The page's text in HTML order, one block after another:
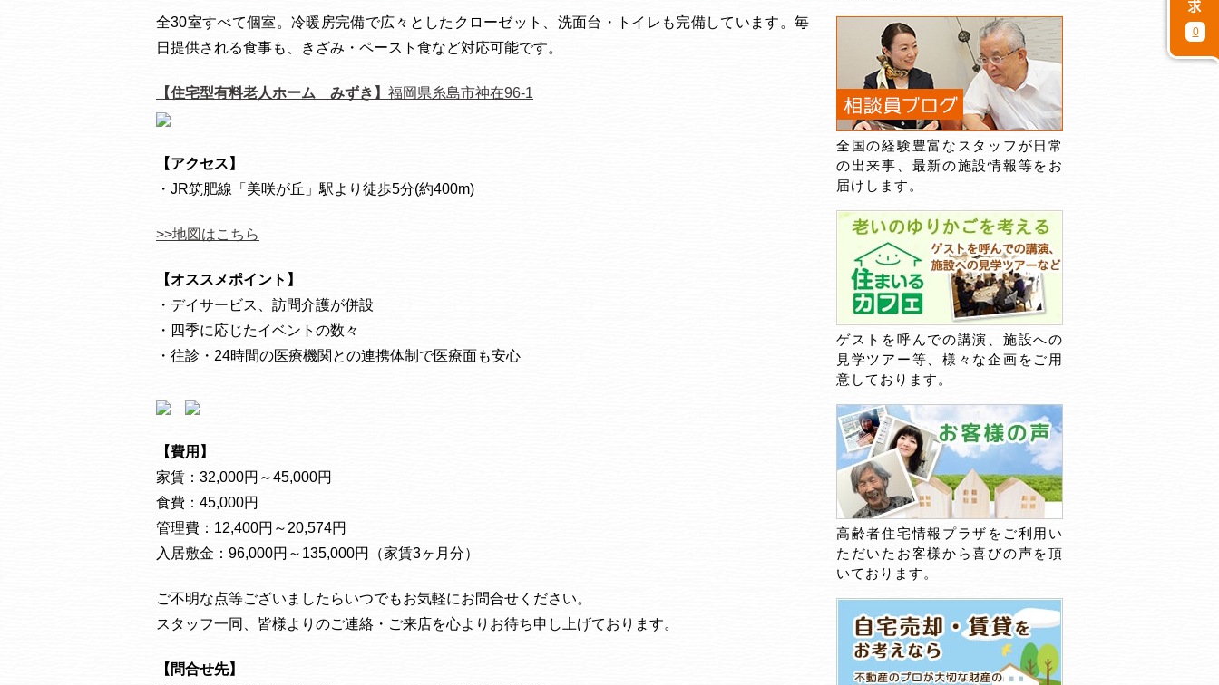
全30室すべて個室。冷暖房完備で広々としたクローゼット、洗面台・トイレも完備しています。毎
日提供される食事も、きざみ・ペースト食など対応可能です。
【住宅型有料老人ホーム みずき】 福岡県糸島市神在96-1
【アクセス 】
・JR筑肥線「美咲が丘」駅より徒歩5分(約400m)
>>地図はこちら
【オススメポイント 】
・デイサービス、訪問介護が併設
・四季に応じたイベントの数々
・往診・24時間の医療機関との連携体制で医療面も安心
【費用 】
家賃：32,000円～45,000円
食費：45,000円
管理費：12,400円～20,574円
入居敷金：96,000円～135,000円（家賃3ヶ月分）
ご不明な点等ございましたらいつでもお気軽にお問合せください。
スタッフ一同、皆様よりのご連絡・ご来店を心よりお待ち申し上げております。
【 問合せ先】
全国の経験豊富なスタッフが日常
の出来事、最新の施設情報等をお
届けします。
ゲストを呼んでの講演、施設への
見学ツアー等、様々な企画をご用
意しております。
高齢者住宅情報プラザをご利用い
ただいたお客様から喜びの声を頂
いております。
0